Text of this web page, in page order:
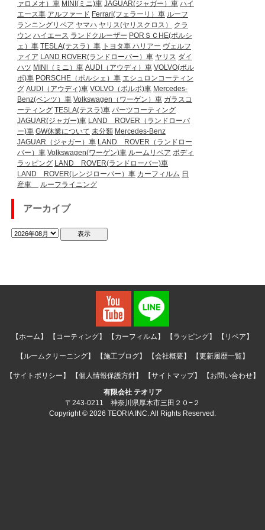
ァロメオ）車 MINI(ミニ)車 JAGUAR(ジャガー）車 ハイ
エース車 アルファード Ferrari(フェラーリ）車 ルーフ
ランニングリペア ヤマハ ヤリス(ヤリスクロス）
クラ
ウン ハイエース ランドクルーザー PORＳＣHE(ポルシ
ェ）車 TESLA(テスラ）車 トヨタ車 ハリアー ヴェルフ
ァイア LAND ROVER(ランドローバー）車 ヤリス ダイ
ハツ MINI（ミニ）車 AUDI（アウディ）車 VOLVO(ボル
ボ)車 PORSCHE（ポルシェ）車 エシュロンコーティン
グ AUDI（アウディ)車 VOLVO（ボルボ)車 Mercedes-
Benz(ベンツ）車 Volkswagen（ワーゲン）車 ガラスコ
ーティング TESLA(テスラ)車 パーツコーティング
JAGUAR(ジャガー)車 LAND ROVER（ランドローバ
ー)車 GW休業について 未分類 Mercedes-Benz
JAGUAR（ジャガー）車 LAND ROVER（ランドロー
バー）車 Volkswagen(ワーゲン)車 ルームリペア ボディ
ラッピング LAND ROVER(ランドローバー)車
LAND ROVER(レンジローバー）車 カーフィルム 日
産車
ルーフライニング
アーカイブ
【ホーム】 【コーティング】 【カーフィルム】 【ラッピング】 【リペア】
【ルームクリーニング】 【施工ブログ】 【会社概要】 【更新履歴一覧】
【サイトポリシー】 【個人情報保護方針】 【サイトマップ】
【お問い合わせ】
有限会社 テオリア
〒243-0211 神奈川県厚木市三田２０−２
Copyright © 2026 TEORIA INC. All Rights Reserved.